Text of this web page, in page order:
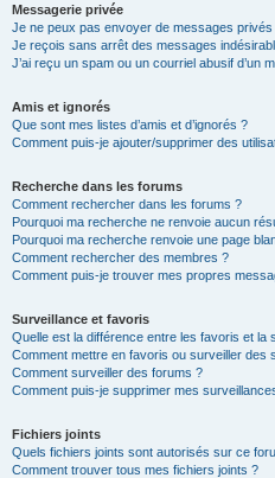
Messagerie privée
Je ne peux pas envoyer de messages privés
Je reçois sans arrêt des messages
J’ai reçu un spam ou un courriel abusif d’un
Amis et ignorés
Que sont mes listes d’amis et d’ignorés ?
Comment puis-je ajouter/supprimer des
Recherche dans les forums
Comment rechercher dans les forums ?
Pourquoi ma recherche ne renvoie aucun
Pourquoi ma recherche renvoie une page
Comment rechercher des membres ?
Comment puis-je trouver mes propres
Surveillance et favoris
Quelle est la différence entre les favoris et la
Comment mettre en favoris ou surveiller des
Comment surveiller des forums ?
Comment puis-je supprimer mes
Fichiers joints
Quels fichiers joints sont autorisés sur ce
Comment trouver tous mes fichiers joints ?